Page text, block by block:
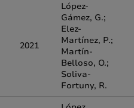
2021
López-
Gámez, G.;
Elez-
Martínez, P.;
Martín-
Belloso, O.;
Soliva-
Fortuny, R.